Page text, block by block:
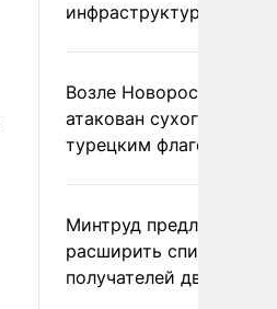
инфраструктуры
Возле Новороссийска
атакован сухогруз под
турецким флагом
Минтруд предложил
расширить список
получателей двух